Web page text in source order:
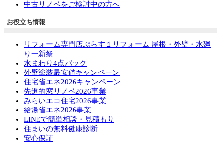
中古リノベをご検討中の方へ
お役立ち情報
リフォーム専門店ぷらす１リフォーム 屋根・外壁・水廻
り一新祭
水まわり4点パック
外壁塗装最安値キャンペーン
住宅省エネ2026キャンペーン
先進的窓リノベ2026事業
みらいエコ住宅2026事業
給湯省エネ2026事業
LINEで簡単相談・見積もり
住まいの無料健康診断
安心保証